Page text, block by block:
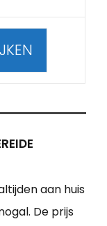
aan huis
De prijs